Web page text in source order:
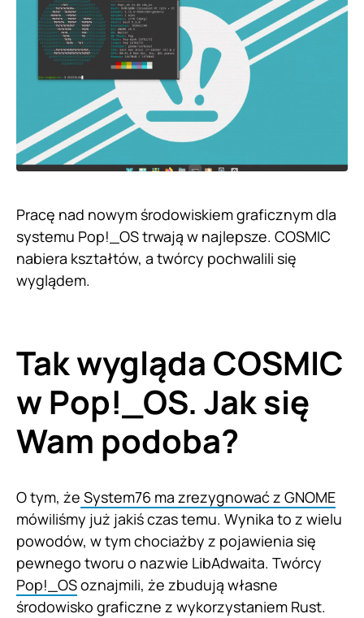
Pracę nad nowym środowiskiem graficznym dla
systemu Pop!_OS trwają w najlepsze. COSMIC
nabiera kształtów, a twórcy pochwalili się
wyglądem.
Tak wygląda COSMIC
w Pop!_OS. Jak się
Wam podoba?
O tym, że System76 ma zrezygnować z GNOME
mówiliśmy już jakiś czas temu. Wynika to z wielu
powodów, w tym chociażby z pojawienia się
pewnego tworu o nazwie LibAdwaita. Twórcy
Pop!_OSoznajmili, że zbudują własne
środowisko graficzne z wykorzystaniem Rust.